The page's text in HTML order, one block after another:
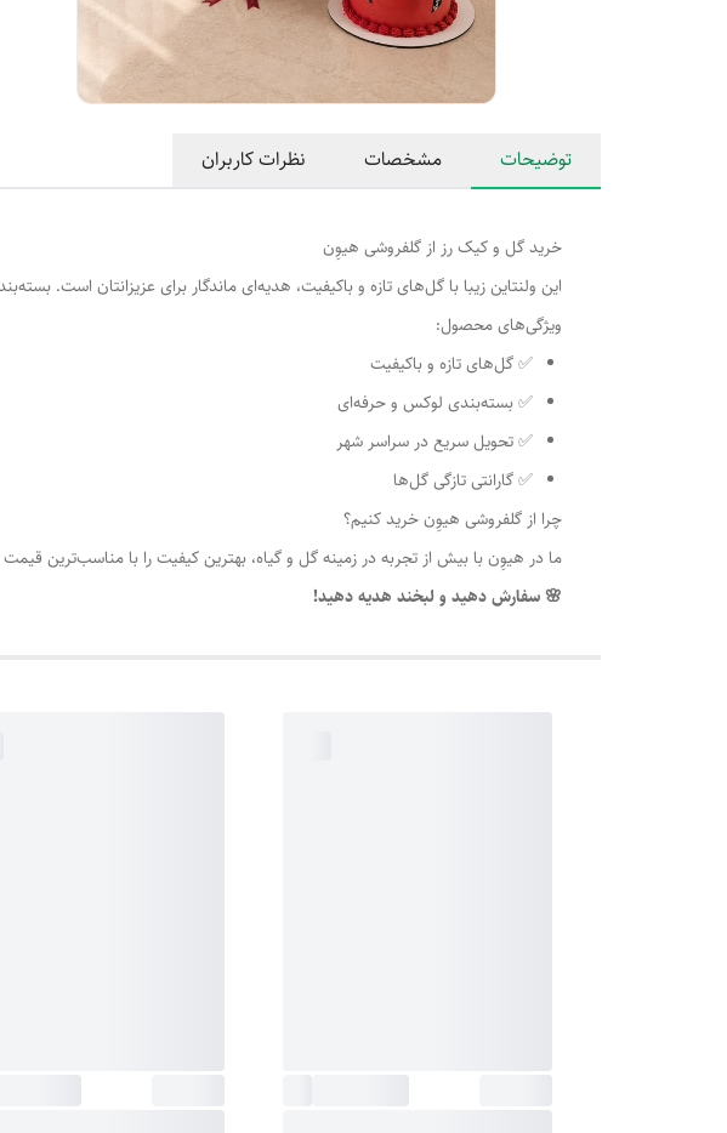
توضیحات مشخصات نظرات کاربران
خرید گل و کیک رز از گلفروشی هیوِن
این ولنتاین زیبا با گل‌های تازه و باکیفیت، هدیه‌ای ماندگار برای عزیزانتان است.
ویژگی‌های محصول:
✅ گل‌های تازه و باکیفیت
✅ بسته‌بندی لوکس و حرفه‌ای
✅ تحویل سریع در سراسر شهر
✅ گارانتی تازگی گل‌ها
چرا از گلفروشی هیوِن خرید کنیم؟
ما در هیوِن با بیش از تجربه در زمینه گل و گیاه، بهترین کیفیت را با مناسب‌ترین
🌸 سفارش دهید و لبخند هدیه دهید!